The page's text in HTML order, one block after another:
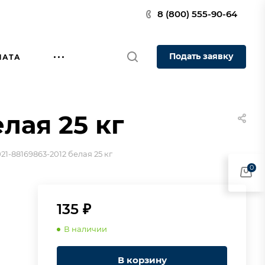
8 (800) 555-90-64
Подать заявку
25 кг
88169863-2012 белая 25 кг
135 ₽
В наличии
В корзину
0